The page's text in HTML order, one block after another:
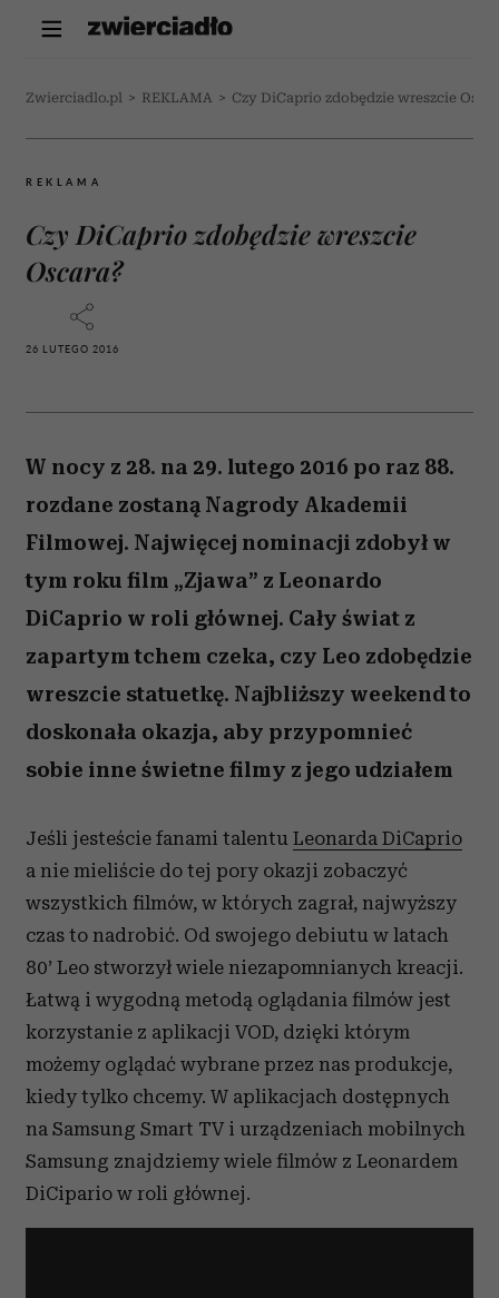
Zwierciadlo.pl > REKLAMA > Czy DiCaprio zdobędzie wreszcie
REKLAMA
Czy DiCaprio zdobędzie wreszcie
Oscara?
26 LUTEGO 2016
W nocy z 28. na 29. lutego 2016 po raz 88.
rozdane zostaną Nagrody Akademii
Filmowej. Najwięcej nominacji zdobył w
tym roku film „Zjawa” z Leonardo
DiCaprio w roli głównej. Cały świat z
zapartym tchem czeka, czy Leo zdobędzie
wreszcie statuetkę. Najbliższy weekend to
doskonała okazja, aby przypomnieć
sobie inne świetne filmy z jego udziałem
Jeśli jesteście fanami talentu Leonarda DiCaprio
a nie mieliście do tej pory okazji zobaczyć
wszystkich filmów, w których zagrał, najwyższy
czas to nadrobić. Od swojego debiutu w latach
80’ Leo stworzył wiele niezapomnianych kreacji.
Łatwą i wygodną metodą oglądania filmów jest
korzystanie z aplikacji VOD, dzięki którym
możemy oglądać wybrane przez nas produkcje,
kiedy tylko chcemy. W aplikacjach dostępnych
na Samsung Smart TV i urządzeniach mobilnych
Samsung znajdziemy wiele filmów z Leonardem
DiCipario w roli głównej.